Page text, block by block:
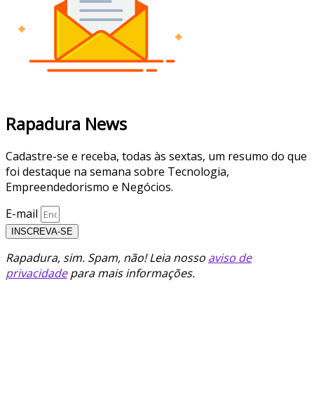
Rapadura News
Cadastre-se e receba, todas às sextas, um resumo do que
foi destaque na semana sobre Tecnologia,
Empreendedorismo e Negócios.
E-mail
INSCREVA-SE
Rapadura, sim. Spam, não! Leia nosso aviso de
privacidadepara mais informações.